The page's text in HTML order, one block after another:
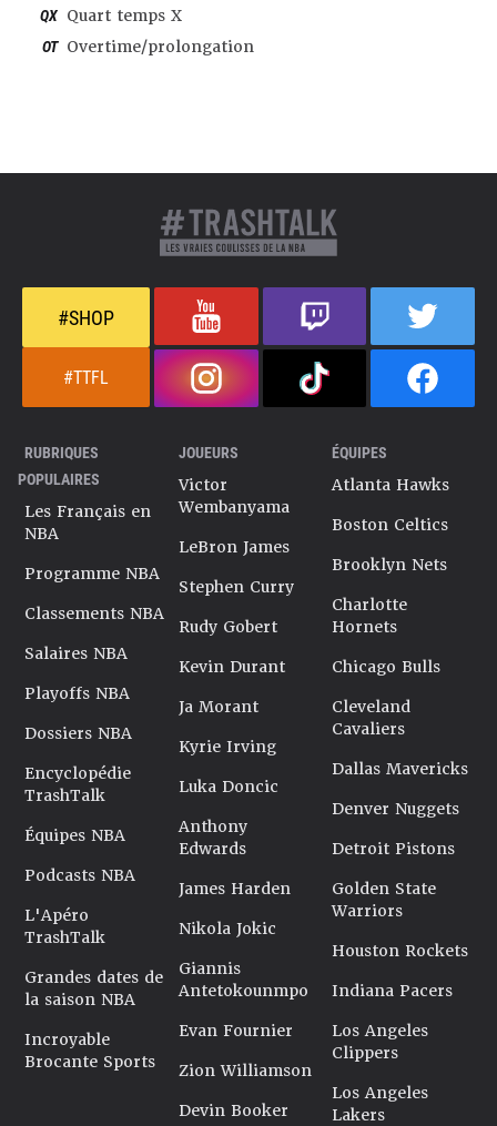
QX Quart temps X
OT Overtime/prolongation
#SHOP
#TTFL
RUBRIQUES
POPULAIRES
Les Français en
NBA
Programme NBA
Classements NBA
Salaires NBA
Playoffs NBA
Dossiers NBA
Encyclopédie
TrashTalk
Équipes NBA
Podcasts NBA
L'Apéro
TrashTalk
Grandes dates de
la saison NBA
Incroyable
Brocante Sports
JOUEURS
Victor
Wembanyama
LeBron James
Stephen Curry
Rudy Gobert
Kevin Durant
Ja Morant
Kyrie Irving
Luka Doncic
Anthony
Edwards
James Harden
Nikola Jokic
Giannis
Antetokounmpo
Evan Fournier
Zion Williamson
Devin Booker
ÉQUIPES
Atlanta Hawks
Boston Celtics
Brooklyn Nets
Charlotte
Hornets
Chicago Bulls
Cleveland
Cavaliers
Dallas Mavericks
Denver Nuggets
Detroit Pistons
Golden State
Warriors
Houston Rockets
Indiana Pacers
Los Angeles
Clippers
Los Angeles
Lakers